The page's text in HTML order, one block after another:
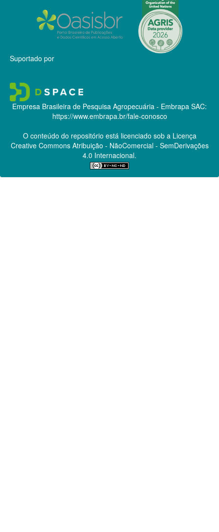
Suportado por
Empresa Brasileira de Pesquisa Agropecuária - Embrapa SAC:
https://www.embrapa.br/fale-conosco
O conteúdo do repositório está licenciado sob a Licença
Creative CommonsAtribuição - NãoComercial - SemDerivações
4.0 Internacional.